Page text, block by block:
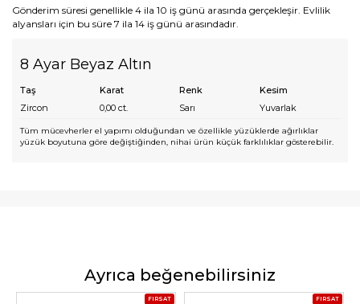
Gönderim süresi genellikle 4 ila 10 iş günü arasında gerçekleşir. Evlilik
alyansları için bu süre 7 ila 14 iş günü arasındadır.
8 Ayar Beyaz Altın
Taş Karat Renk
Kesim
Zircon
0,00 ct. Sarı Yuvarlak
Tüm mücevherler el yapımı olduğundan ve özellikle yüzüklerde ağırlıklar
yüzük boyutuna göre değiştiğinden, nihai ürün küçük farklılıklar gösterebilir.
Ayrıca beğenebilirsiniz
FIRSAT FIRSAT